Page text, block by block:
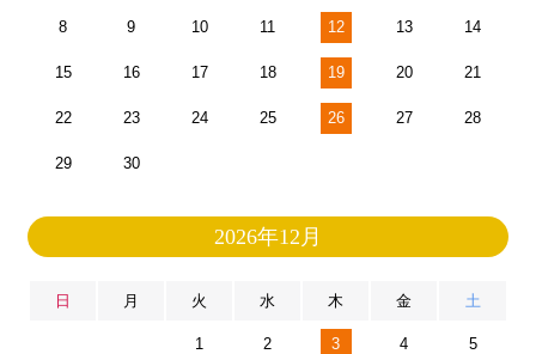
8 9 10 11 12 13 14
15 16 17 18 19 20 21
22 23 24 25 26 27 28
29 30
2026年12月
日 月 火 水 木 金 土
1 2 3 4 5